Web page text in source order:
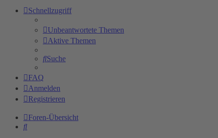
Schnellzugriff
Unbeantwortete Themen
Aktive Themen
Suche
FAQ
Anmelden
Registrieren
Foren-Übersicht
Suche